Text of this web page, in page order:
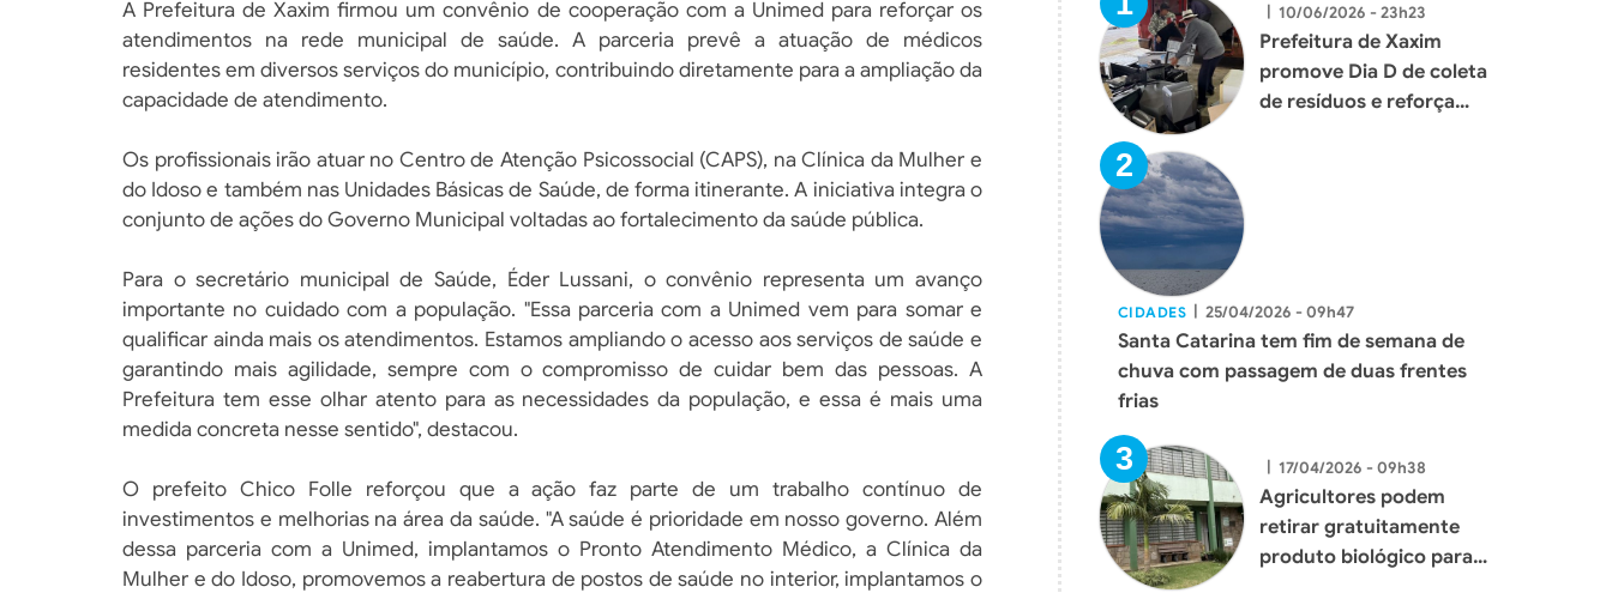
A Prefeitura de Xaxim firmou um convênio de cooperação com a Unimed para reforçar os
atendimentos na rede municipal de saúde. A parceria prevê a atuação de médicos
residentes em diversos serviços do município, contribuindo diretamente para a ampliação da
capacidade de atendimento.
Os profissionais irão atuar no Centro de Atenção Psicossocial (CAPS), na Clínica da Mulher e
do Idoso e também nas Unidades Básicas de Saúde, de forma itinerante. A iniciativa integra o
conjunto de ações do Governo Municipal voltadas ao fortalecimento da saúde pública.
Para o secretário municipal de Saúde, Éder Lussani, o convênio representa um avanço
importante no cuidado com a população. "Essa parceria com a Unimed vem para somar e
qualificar ainda mais os atendimentos. Estamos ampliando o acesso aos serviços de saúde e
garantindo mais agilidade, sempre com o compromisso de cuidar bem das pessoas. A
Prefeitura tem esse olhar atento para as necessidades da população, e essa é mais uma
medida concreta nesse sentido", destacou.
O prefeito Chico Folle reforçou que a ação faz parte de um trabalho contínuo de
investimentos e melhorias na área da saúde. "A saúde é prioridade em nosso governo. Além
dessa parceria com a Unimed, implantamos o Pronto Atendimento Médico, a Clínica da
Mulher e do Idoso, promovemos a reabertura de postos de saúde no interior, implantamos o
| 10/06/2026 - 23h23
Prefeitura de Xaxim
promove Dia D de coleta
de resíduos e reforça
CIDADES | 25/04/2026 - 09h47
Santa Catarina tem fim de semana de
chuva com passagem de duas frentes
frias
| 17/04/2026 - 09h38
Agricultores podem
retirar gratuitamente
produto biológico para